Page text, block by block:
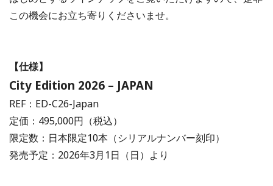
この機会にお立ち寄りくださいませ。
【仕様】
City Edition 2026 – JAPAN
REF：ED-C26-Japan
定価：495,000円（税込）
限定数：日本限定10本（シリアルナンバー刻印）
発売予定：2026年3月1日（日）より